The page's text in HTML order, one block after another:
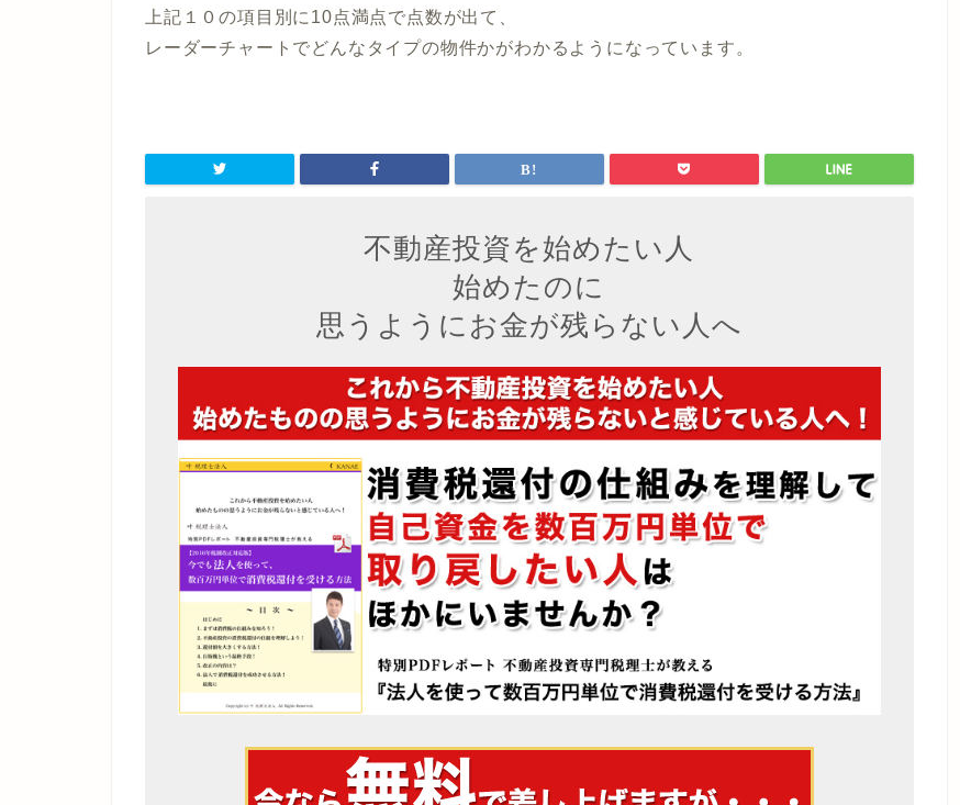
上記１０の項目別に10点満点で点数が出て、
レーダーチャートでどんなタイプの物件かがわかるようになってい ます。
不動産投資を始めたい人
始めたのに
思うようにお金が残らない人へ